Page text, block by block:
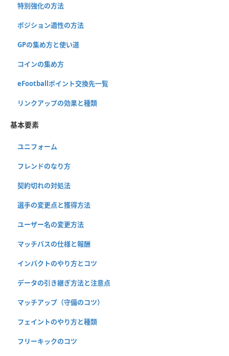
特別強化の方法
ポジション適性の方法
GPの集め方と使い道
コインの集め方
eFootballポイント交換先一覧
リンクアップの効果と種類
基本要素
ユニフォーム
フレンドのなり方
契約切れの対処法
選手の変更点と獲得方法
ユーザー名の変更方法
マッチパスの仕様と報酬
インパクトのやり方とコツ
データの引き継ぎ方法と注意点
マッチアップ（守備のコツ）
フェイントのやり方と種類
フリーキックのコツ